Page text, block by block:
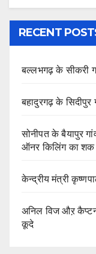
RECENT
बल्लभगढ़ के सीकरी
बहादुरगढ़ के सिदीपुर
सोनीपत के बैयापुर
ऑनर किलिंग का शक
केन्द्रीय मंत्री
अनिल विज औऱ
कूदे